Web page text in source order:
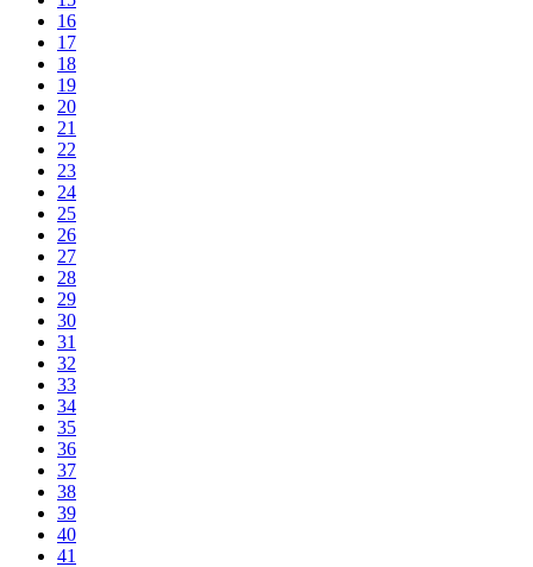
16
17
18
19
20
21
22
23
24
25
26
27
28
29
30
31
32
33
34
35
36
37
38
39
40
41